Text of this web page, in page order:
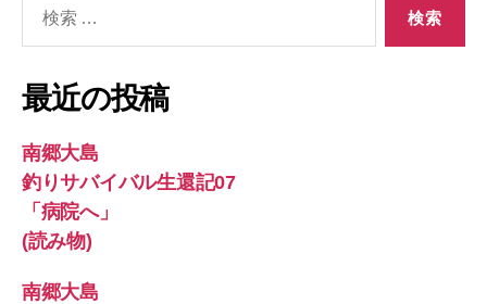
(読
物)
象:
最近の投稿
南郷大島
釣りサバイバル生還記07
「病院へ」
(読み物)
南郷大島